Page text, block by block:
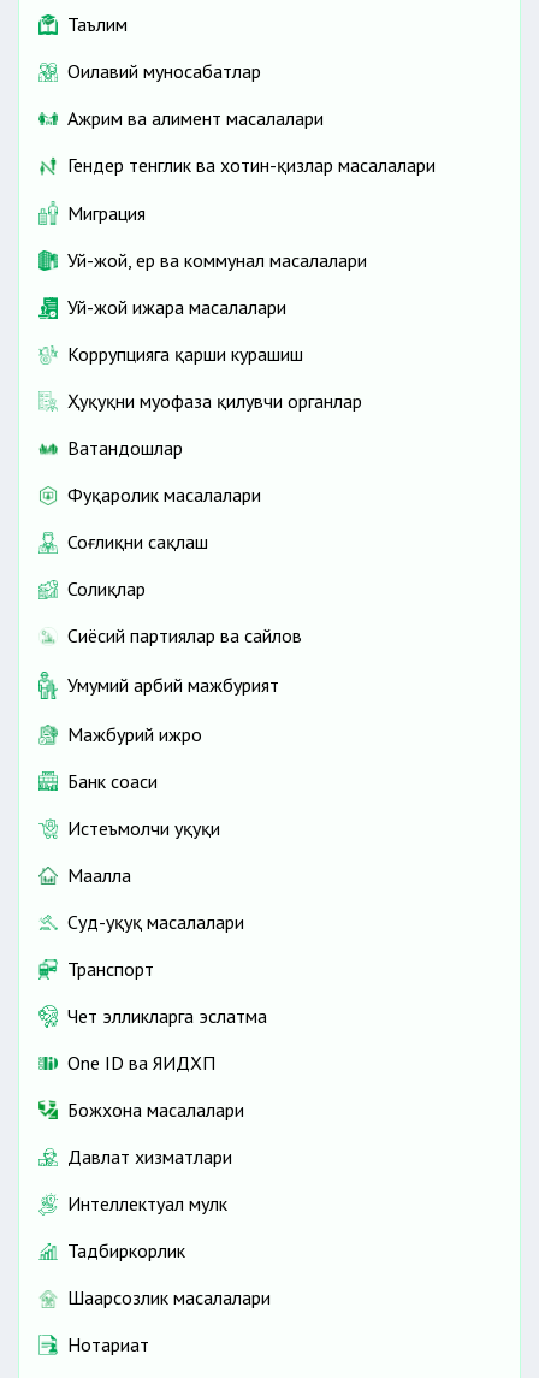
Таълим
Оилавий муносабатлар
Ажрим ва алимент масалалари
Гендер тенглик ва хотин-қизлар масалалари
Миграция
Уй-жой, ер ва коммунал масалалари
Уй-жой ижара масалалари
Коррупцияга қарши курашиш
Ҳуқуқни муҳофаза қилувчи органлар
Ватандошлар
Фуқаролик масалалари
Соғлиқни сақлаш
Солиқлар
Сиёсий партиялар ва сайлов
Умумий ҳарбий мажбурият
Мажбурий ижро
Банк соҳаси
Истеъмолчи ҳуқуқи
Маҳалла
Суд-ҳуқуқ масалалари
Транспорт
Чет элликларга эслатма
One ID ва ЯИДХП
Божхона масалалари
Давлат хизматлари
Интеллектуал мулк
Тадбиркорлик
Шаҳарсозлик масалалари
Нотариат